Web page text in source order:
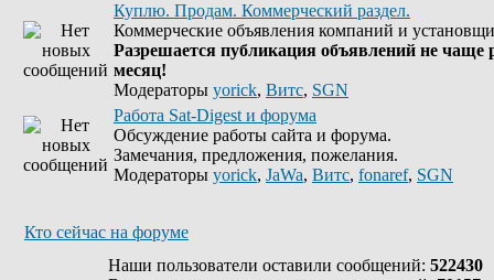
Куплю. Продам. Коммерческий раздел.
Коммерческие объявления компаний и
Разрешается публикация объявлений не чаще
месяц!
Модераторы yorick, Витс, SGN
Работа Sat-Digest и форума
Обсуждение работы сайта и форума.
Замечания, предложения, пожелания.
Модераторы yorick, JaWa, Витс, fonaref, SGN
Кто сейчас на форуме
Наши пользователи оставили сообщений: 522430